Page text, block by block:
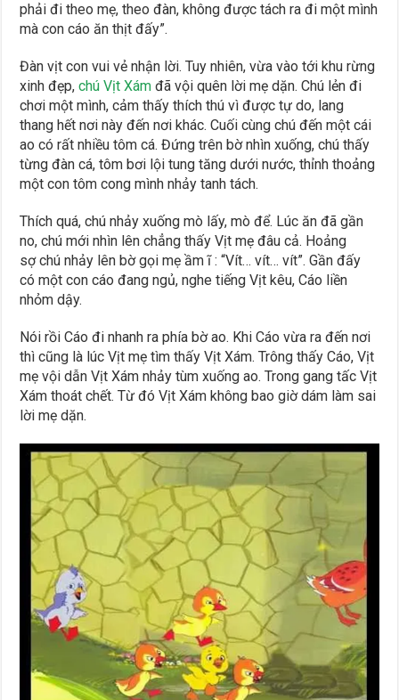
phải đi theo mẹ, theo đàn, không được tách ra đi một mình
mà con cáo ăn thịt đấy”.
Đàn vịt con vui vẻ nhận lời. Tuy nhiên, vừa vào tới khu rừng
xinh đẹp,chú Vịt Xám đã vội quên lời mẹ dặn. Chú lẻn đi
chơi một mình, cảm thấy thích thú vì được tự do, lang
thang hết nơi này đến nơi khác. Cuối cùng chú đến một cái
ao có rất nhiều tôm cá. Đứng trên bờ nhìn xuống, chú thấy
từng đàn cá, tôm bơi lội tung tăng dưới nước, thỉnh thoảng
một con tôm cong mình nhảy tanh tách.
Thích quá, chú nhảy xuống mò lấy, mò để. Lúc ăn đã gần
no, chú mới nhìn lên chẳng thấy Vịt mẹ đâu cả. Hoảng
sợ chú nhảy lên bờ gọi mẹ ầm ĩ : “Vít… vít… vít”. Gần đấy
có một con cáo đang ngủ, nghe tiếng Vịt kêu, Cáo liền
nhỏm dậy.
Nói rồi Cáo đi nhanh ra phía bờ ao. Khi Cáo vừa ra đến nơi
thì cũng là lúc Vịt mẹ tìm thấy Vịt Xám. Trông thấy Cáo, Vịt
mẹ vội dẫn Vịt Xám nhảy tùm xuống ao. Trong gang tấc Vịt
Xám thoát chết. Từ đó Vịt Xám không bao giờ dám làm sai
lời mẹ dặn.